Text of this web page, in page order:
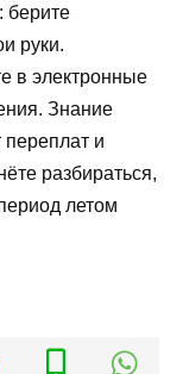
берите
руки.
в электронные
Знание
и
разбираться,
летом